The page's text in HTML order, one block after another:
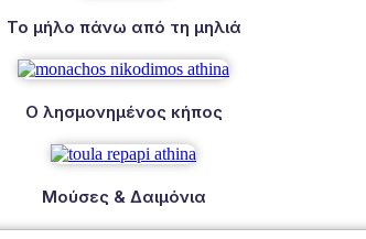
Το μήλο πάνω από τη μηλιά
Ο λησμονημένος κήπος
Μούσες & Δαιμόνια